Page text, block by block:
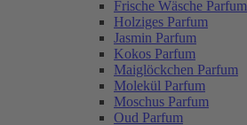
Frische Wäsche Parfum
Holziges Parfum
Jasmin Parfum
Kokos Parfum
Maiglöckchen Parfum
Molekül Parfum
Moschus Parfum
Oud Parfum